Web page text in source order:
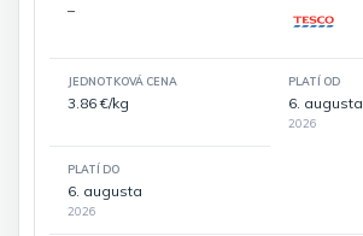
–
JEDNOTKOVÁ CENA
3.86 €/kg
PLATÍ OD
6. augusta
2026
PLATÍ DO
6. augusta
2026